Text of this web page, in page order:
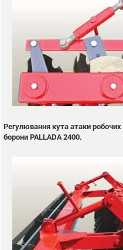
Регулювання кута атаки робочих
борони PALLADA 2400.